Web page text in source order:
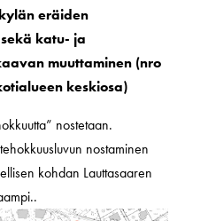
eräiden
katu- ja
muuttaminen (nro
keskiosa)
nostetaan.
nostaminen
kohdan Lauttasaaren